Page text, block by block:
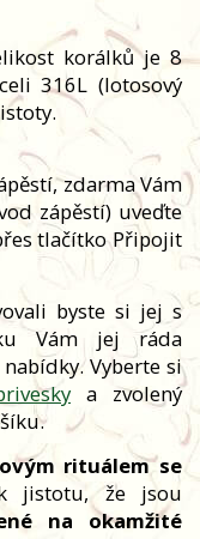
korálků je 8
316L (lotosový
zdarma Vám
zápěstí) uveďte
tlačítko Připojit
byste si jej s
Vám jej ráda
Vyberte si
a zvolený
rituálem se
jistotu, že jsou
na okamžité